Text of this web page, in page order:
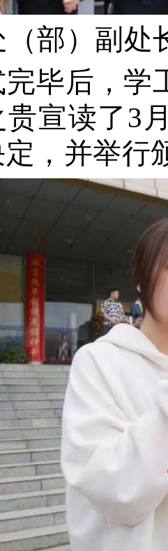
（部）副处
毕后，学
贵宣读了 3
，并举行